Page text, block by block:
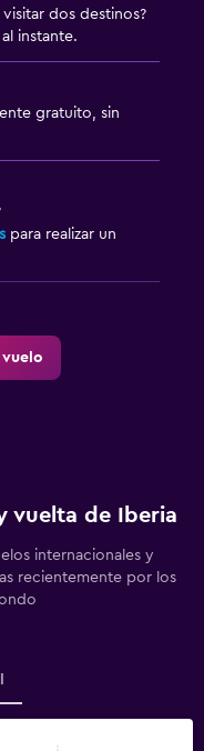
visitar dos destinos?
instante.
gratuito, sin
para realizar un
vuelo
vuelta de Iberia
internacionales y
recientemente por los